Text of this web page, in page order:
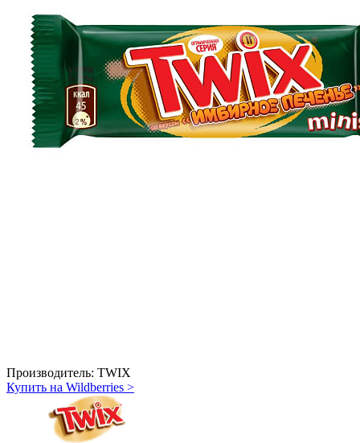
Производитель: TWIX
Купить на Wildberries >